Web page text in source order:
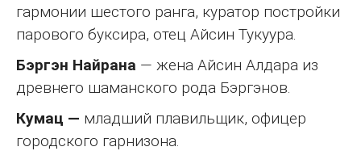
гармонии шестого ранга, куратор постройки
парового буксира, отец Айсин Тукуура.
Бэргэн Найрана — жена Айсин Алдара из
древнего шаманского рода Бэргэнов.
Кумац — младший плавильщик, офицер
городского гарнизона.